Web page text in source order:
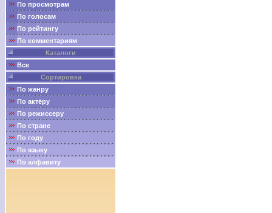
По просмотрам
По голосам
По рейтингу
По комментариям
Каталоги
Все
Сортировка
По жанру
По актёру
По режиссеру
По стране
По году
По языку
По алфавиту